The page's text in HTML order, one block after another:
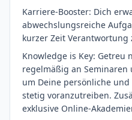
Karriere-Booster: Dich
abwechslungsreiche
kurzer Zeit
Knowledge is Key: Getreu
regelmäßig an Seminaren
um Deine persönliche
stetig voranzutreiben.
exklusive Online-